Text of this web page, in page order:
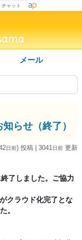
チャット
メール
らせ（終了）
日前) 投稿 | 3041 日前 更新
了しました。ご協力
クラウド化完了とな
。